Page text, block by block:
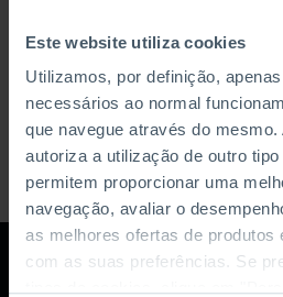
Este website utiliza cookies
Utilizamos, por definição,
necessários ao normal
que navegue através do
autoriza a utilização de outro
permitem proporcionar uma
navegação, avaliar o
as melhores ofertas de produtos
com as suas preferências. Se